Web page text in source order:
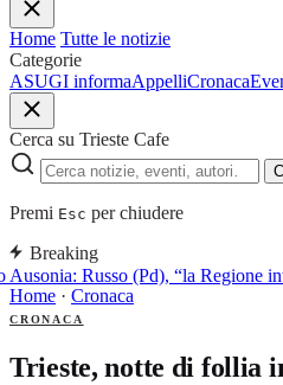
Home Tutte le notizie
Categorie
ASUGI informaAppelliCronaca
Cerca su Trieste Cafe
Premi Esc per chiudere
Breaking
Russo (Pd), “la Regione
Home · Cronaca
CRONACA
Trieste, notte di follia